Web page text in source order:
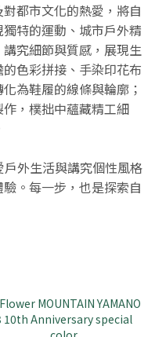
都市文化的熱愛，將自
特的運動、城市戶外精
究細節與質感，展現生
色彩拼接、手染印花布
為鞋履的線條與輪廓；
，樸拙中蘊藏精工細
外生活與講究個性風格
。每一步，也是探索自